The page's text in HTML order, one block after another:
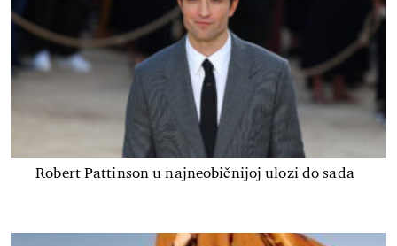
Robert Pattinson u najneobičnijoj ulozi do sada